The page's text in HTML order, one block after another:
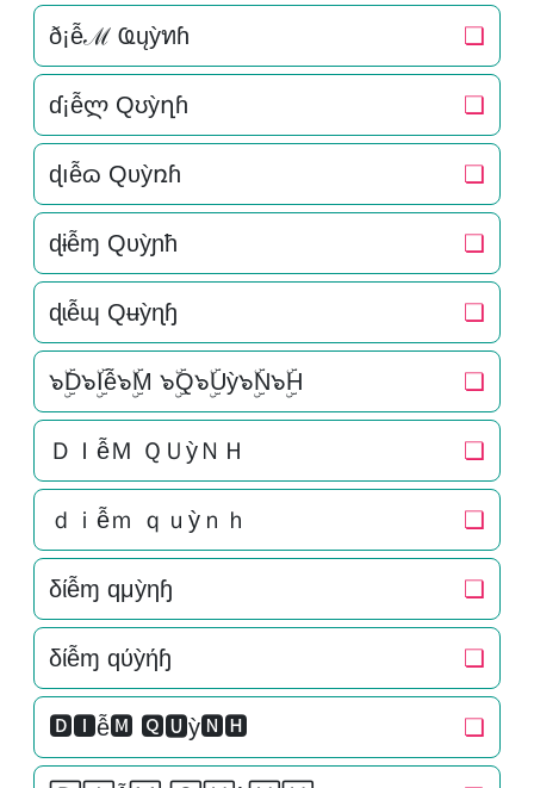
ð¡ễℳ Ҩųỳทɦ ❏
ɗ¡ễლ Qʊỳղɦ ❏
ɖıễɷ Qυỳռɦ ❏
ɖɨễɱ Qυỳɲħ ❏
ɖɩễɰ Qʉỳɳɧ ❏
๖ۣۜD๖ۣۜIễ๖ۣۜM ๖ۣۜQ๖ۣۜUỳ๖ۣۜN๖ۣۜH ❏
ＤＩễＭ ＱＵỳＮＨ ❏
ｄｉễｍ ｑｕỳｎｈ ❏
δίễɱ qμỳηɧ ❏
δίễɱ qύỳήɧ ❏
🅳🅸ễ🅼 🆀🆄ỳ🅽🅷 ❏